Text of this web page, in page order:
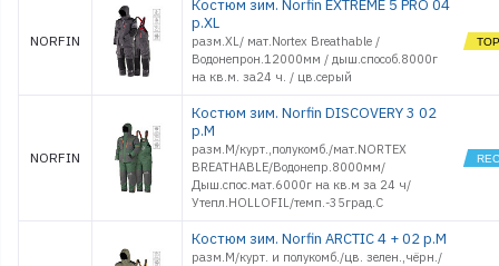
NORFIN
Костюм зим. Norfin EXTREME 5 PRO 04
р.XL
разм.XL/ мат.Nortex Breathable /
Водонепрон.12000мм / дыш.способ.8000г
на кв.м. за24 ч. / цв.серый
NORFIN
Костюм зим. Norfin DISCOVERY 3 02
р.M
разм.M/курт.,полукомб./мат.NORTEX
BREATHABLE/Водонепр.8000мм/
Дыш.спос.мат.6000г на кв.м за 24 ч/
Утепл.HOLLOFIL/темп.-35град.С
Костюм зим. Norfin ARCTIC 4 + 02 р.M
разм.M/курт. и полукомб./цв. зелен.,чёрн./